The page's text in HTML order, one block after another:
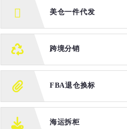
美仓一件代发
跨境分销
FBA退仓换标
海运拆柜